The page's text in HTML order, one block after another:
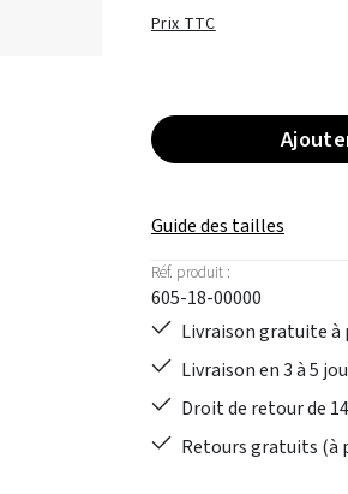
Prix TTC
Guide des tailles
Réf. produit :
605-18-00000
Livraison gratuite à
Livraison en 3 à 5
Droit de retour de
Retours gratuits (à